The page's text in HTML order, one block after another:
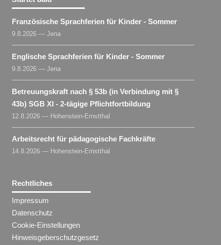
Französische Sprachferien für Kinder - Sommer
9.8.2026 — Jena
Englische Sprachferien für Kinder - Sommer
9.8.2026 — Jena
Betreuungskraft nach § 53b (in Verbindung mit §
43b) SGB XI - 2-tägige Pflichtfortbildung
12.8.2026 — Hohenstein-Ernstthal
Arbeitsrecht für pädagogische Fachkräfte
14.8.2026 — Hohenstein-Ernstthal
Rechtliches
Impressum
Datenschutz
Cookie-Einstellungen
Hinweisgeberschutzgesetz